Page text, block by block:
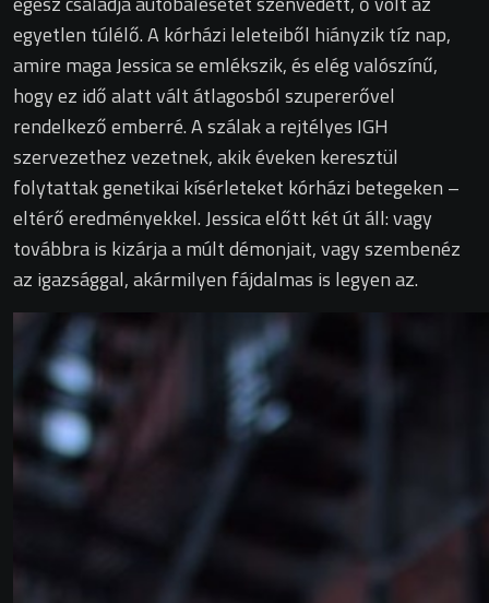
egyetlen túlélő. A kórházi leleteiből hiányzik tíz nap,
amire maga Jessica se emlékszik, és elég valószínű,
hogy ez idő alatt vált átlagosból szupererővel
rendelkező emberré. A szálak a rejtélyes IGH
szervezethez vezetnek, akik éveken keresztül
folytattak genetikai kísérleteket kórházi betegeken –
eltérő eredményekkel. Jessica előtt két út áll: vagy
továbbra is kizárja a múlt démonjait, vagy szembenéz
az igazsággal, akármilyen fájdalmas is legyen az.